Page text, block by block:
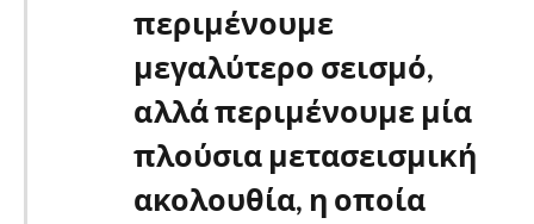
περιμένουμε
μεγαλύτερο σεισμό,
αλλά περιμένουμε μία
πλούσια μετασεισμική
ακολουθία, η οποία